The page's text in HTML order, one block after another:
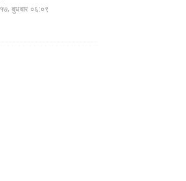
बुधबार ०६:०९